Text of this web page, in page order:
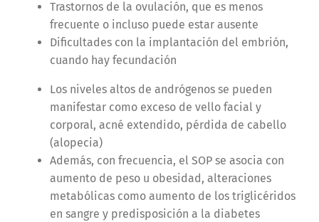
Trastornos de la ovulación, que es menos
frecuente o incluso puede estar ausente
Dificultades con la implantación del embrión,
cuando hay fecundación
Los niveles altos de andrógenos se pueden
manifestar como exceso de vello facial y
corporal, acné extendido, pérdida de cabello
(alopecia)
Además, con frecuencia, el SOP se asocia con
aumento de peso u obesidad, alteraciones
metabólicas como aumento de los triglicéridos
en sangre y predisposición a la diabetes